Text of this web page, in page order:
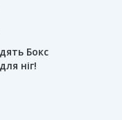
Бокс
ніг!